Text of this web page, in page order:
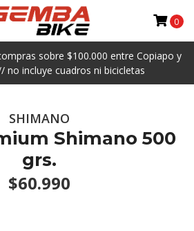
sobre $100.000 entre Copiapo y
no incluye cuadros ni bicicletas
0
SHIMANO
Shimano 500
grs.
$60.990